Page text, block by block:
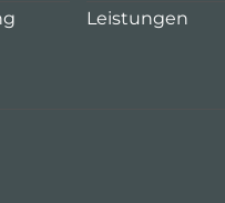
Leistungen